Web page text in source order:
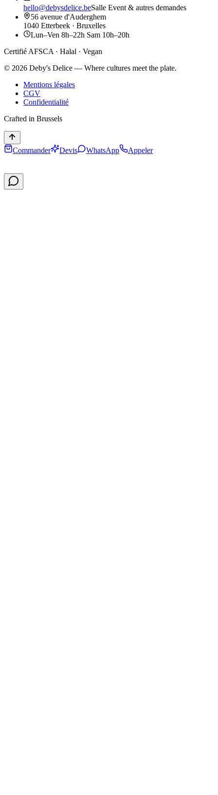
hello@debysdelice.beSalle Event & autres demandes
56 avenue d'Auderghem
1040 Etterbeek · Bruxelles
Lun–Ven 8h–22h Sam 10h–20h
Certifié AFSCA · Halal · Vegan
© 2026 Deby's Delice — Where cultures meet the plate.
Mentions légales
CGV
Confidentialité
Crafted in Brussels
Commander Devis WhatsApp Appeler